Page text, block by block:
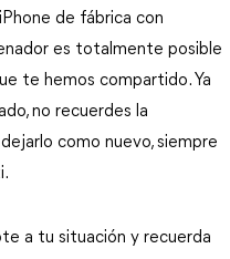
de fábrica con
es totalmente posible
te hemos compartido. Ya
no recuerdes la
como nuevo, siempre
a tu situación y recuerda